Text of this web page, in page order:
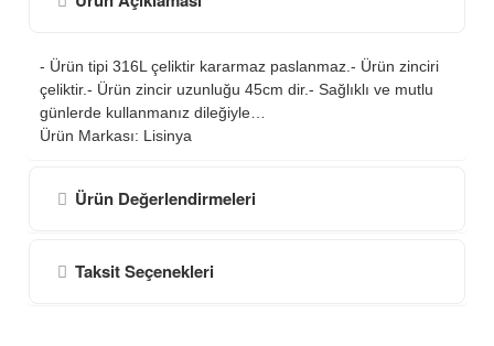
- Ürün tipi 316L çeliktir kararmaz paslanmaz.- Ürün zinciri
çeliktir.- Ürün zincir uzunluğu 45cm dir.- Sağlıklı ve mutlu
günlerde kullanmanız dileğiyle…
Ürün Markası: Lisinya
Ürün Değerlendirmeleri
Taksit Seçenekleri